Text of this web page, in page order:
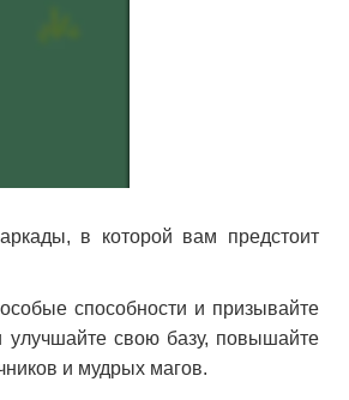
в которой вам предстоит
способности и призывайте
улучшайте свою базу, повышайте
и мудрых магов.